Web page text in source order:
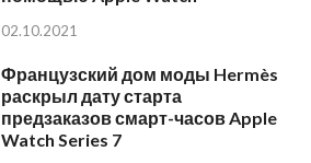
02.10.2021
Французский дом моды Hermès
раскрыл дату старта
предзаказов смарт-часов Apple
Watch Series 7